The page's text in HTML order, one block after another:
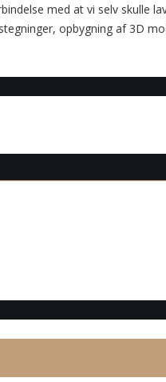
med at vi selv skulle
opbygning af 3D